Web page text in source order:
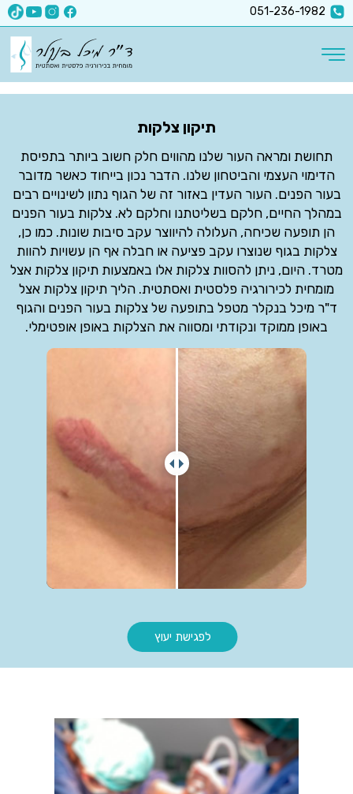
x-api-key":"6512a67ea5f63b3ec1a8b9e9
051-236-1982
תיקון צלקות
תחושת ומראה העור שלנו מהווים חלק חשוב ביותר בתפיסת
הדימוי העצמי והביטחון שלנו. הדבר נכון בייחוד כאשר מדובר
בעור הפנים. העור העדין באזור זה של הגוף נתון לשינויים רבים
במהלך החיים, חלקם בשליטתנו וחלקם לא. צלקות בעור הפנים
הן תופעה שכיחה, העלולה להיווצר עקב סיבות שונות. כמו כן,
צלקות בגוף שנוצרו עקב פציעה או חבלה אף הן עשויות להוות
מטרד. היום, ניתן להסוות צלקות אלו באמצעות תיקון צלקות אצל
מומחית לכירורגיה פלסטית ואסתטית. הליך תיקון צלקות אצל
ד"ר מיכל בנקלר מטפל בתופעה של צלקות בעור הפנים והגוף
באופן ממוקד ונקודתי ומסווה את הצלקות באופן אופטימלי.
לפגישת יעוץ